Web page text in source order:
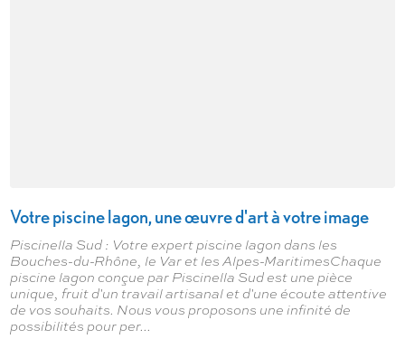
Votre piscine lagon, une œuvre d'art à votre image
Piscinella Sud : Votre expert piscine lagon dans les
Bouches-du-Rhône, le Var et les Alpes-MaritimesChaque
piscine lagon conçue par Piscinella Sud est une pièce
unique, fruit d'un travail artisanal et d'une écoute attentive
de vos souhaits. Nous vous proposons une infinité de
possibilités pour per...